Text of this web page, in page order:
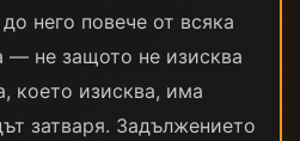
него повече от всяка
— не защото не изисква
което изисква, има
затваря. Задължението